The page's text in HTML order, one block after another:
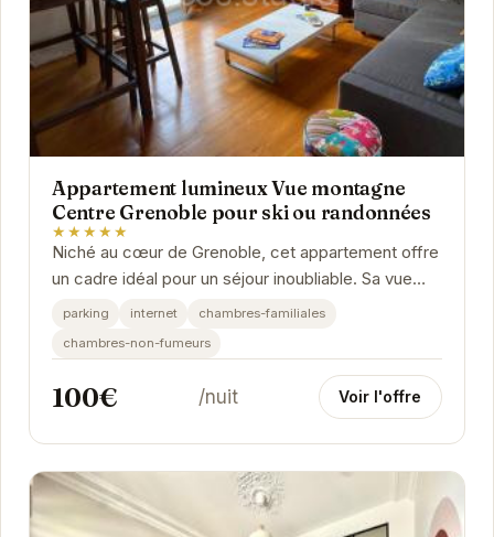
Appartement lumineux Vue montagne
Centre Grenoble pour ski ou randonnées
★★★★★
Niché au cœur de Grenoble, cet appartement offre
un cadre idéal pour un séjour inoubliable. Sa vue
imprenable sur les montagnes et son...
parking internet
chambres-familiales
chambres-non-fumeurs
100€ /nuit Voir l'offre